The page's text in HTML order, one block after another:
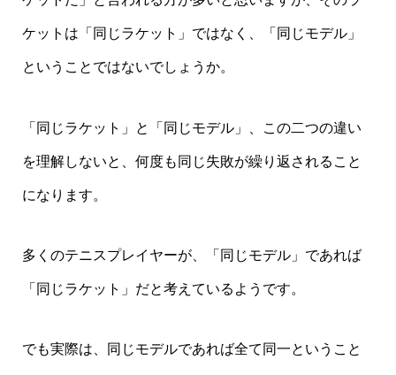
ケットは「同じラケット」ではなく、「同じモデル」
ということではないでしょうか。
「同じラケット」と「同じモデル」、この二つの違い
を理解しないと、何度も同じ失敗が繰り返されること
になります。
多くのテニスプレイヤーが、「同じモデル」であれば
「同じラケット」だと考えているようです。
でも実際は、同じモデルであれば全て同一ということ